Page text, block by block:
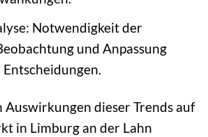
Notwendigkeit der
und Anpassung
Auswirkungen dieser Trends auf
in Limburg an der Lahn